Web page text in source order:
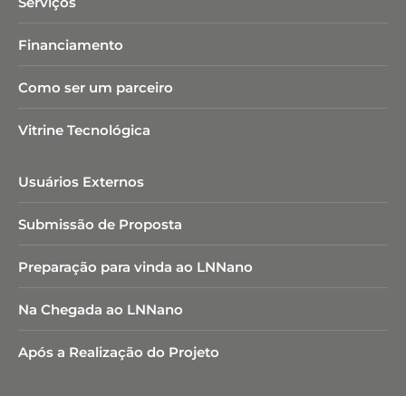
Financiamento
Como ser um parceiro
Vitrine Tecnológica
Usuários Externos
Submissão de Proposta
Preparação para vinda ao LNNano
Na Chegada ao LNNano
Após a Realização do Projeto